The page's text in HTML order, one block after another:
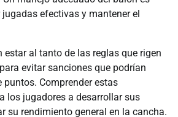
efectivas y mantener el
estar al tanto de las reglas que rigen
evitar sanciones que podrían
puntos. Comprender estas
los jugadores a desarrollar sus
su rendimiento general en la cancha.